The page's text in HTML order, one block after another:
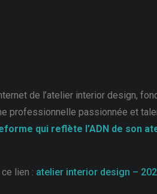
de l’atelier interior design,
professionnelle passionnée et
qui reflète l’ADN de son
lien : atelier interior design –